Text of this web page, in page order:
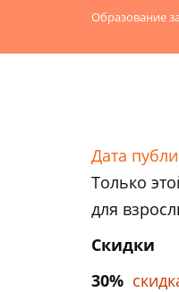
Образование
Дата
Только
для
Скидки
30%